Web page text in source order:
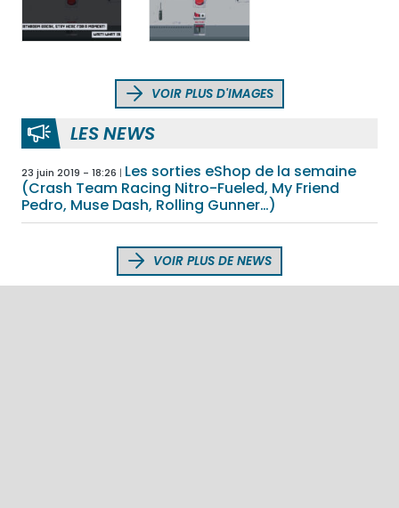
VOIR PLUS D'IMAGES
LES NEWS
23 juin 2019 - 18:26
Les sorties eShop de la semaine
(Crash Team Racing Nitro-Fueled, My Friend
Pedro, Muse Dash, Rolling Gunner…)
VOIR PLUS DE NEWS